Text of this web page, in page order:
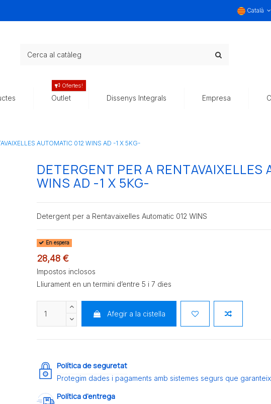
Català
Outlet
Ofertes!
Dissenys Integrals Empresa
AUTOMATIC 012 WINS AD -1 X 5KG-
DETERGENT PER A
WINS AD -1 X 5KG-
Detergent per a Rentavaixelles Automatic 012 WINS
En espera
28,48 €
Impostos inclosos
Lliurament en un termini d’entre 5 i 7 dies
Afegir a la cistella
Política de seguretat
Protegim dades i pagaments amb sistemes segurs que
Política d’entrega